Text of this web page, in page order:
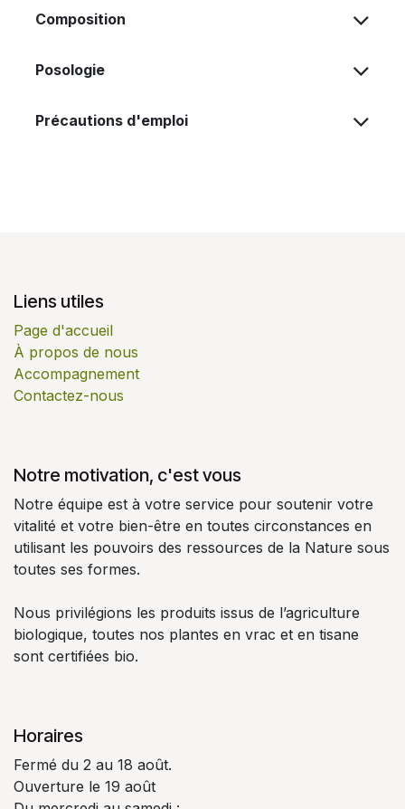
Composition
Posologie
Précautions d'emploi
Liens utiles
Page d'accueil
À propos de nous
Accompagnement
Contactez-nous
Notre motivation, c'est vous
Notre équipe est à votre service pour soutenir votre
vitalité et votre bien-être en toutes circonstances en
utilisant les pouvoirs des ressources de la Nature sous
toutes ses formes.
Nous privilégions les produits issus de l’agriculture
biologique, toutes nos plantes en vrac et en tisane
sont certifiées bio.
Horaires
Fermé du 2 au 18 août.
Ouverture le 19 août